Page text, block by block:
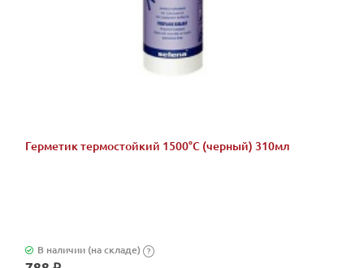
Герметик термостойкий 1500°С (черный) 310мл
В наличии (на складе) ?